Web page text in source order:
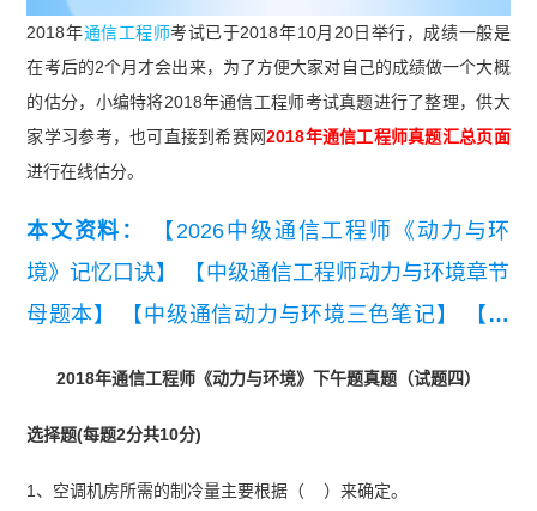
2018年通信工程师考试已于2018年10月20日举行，成绩一般是
在考后的2个月才会出来，为了方便大家对自己的成绩做一个大概
的估分，小编特将2018年通信工程师考试真题进行了整理，供大
家学习参考，也可直接到希赛网2018年通信工程师真题汇总页面
进行在线估分。
本文资料：
【2026中级通信工程师《动力与环
境》记忆口诀】
【中级通信工程师动力与环境章节
母题本】
【中级通信动力与环境三色笔记】
【中
中级通信工程师动力与环境知识点集锦】
年中级通信工程师交换技术真题（考生回忆版）】
2018年通信工程师《动力与环境》下午题真题（试题四）
选择题(每题2分共10分)
1、空调机房所需的制冷量主要根据（ ）来确定。